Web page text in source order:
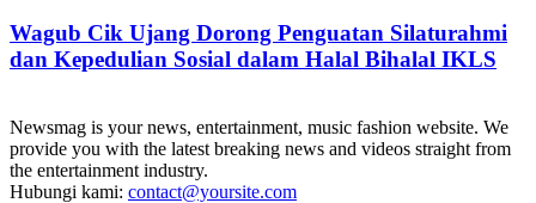
Wagub Cik Ujang Dorong Penguatan Silaturahmi
dan Kepedulian Sosial dalam Halal Bihalal IKLS
Newsmag is your news, entertainment, music fashion website. We
provide you with the latest breaking news and videos straight from
the entertainment industry.
Hubungi kami: contact@yoursite.com